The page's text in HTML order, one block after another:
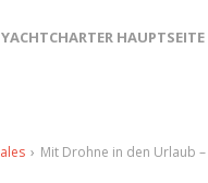
HAUPTSEITE
› Mit Drohne in den Urlaub